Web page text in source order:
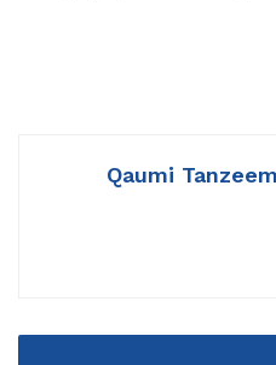
Qaumi Tanzeem